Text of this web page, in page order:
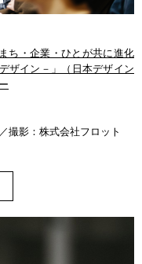
ち・企業・ひとが共に進化
ザイン－」（日本デザイン
撮影：株式会社フロット